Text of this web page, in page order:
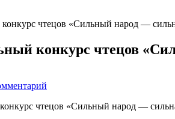
чтецов «Сильный народ —
конкурс чтецов
школьный
чтецов «Сильный народ —